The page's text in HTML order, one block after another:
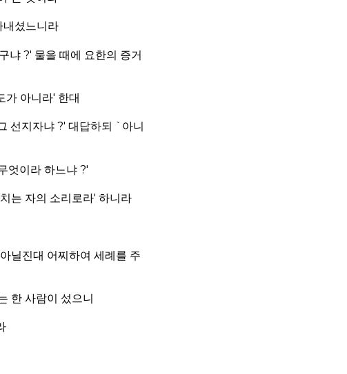
내셨느니라
냐 ?' 물을 때에 요한의 증거
가 아니라' 한대
선지자냐 ?' 대답하되 `아니
엇이라 하느냐 ?'
는 자의 소리로라' 하니라
닐진대 어찌하여 세례를 주
한 사람이 섰으니